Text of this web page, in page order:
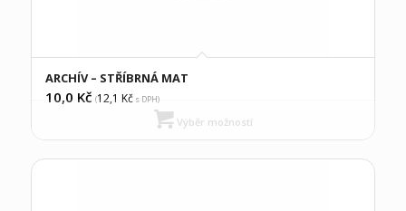
ARCHÍV – STŘÍBRNÁ MAT
10,0 Kč (12,1 Kčs DPH)
Výběr možností